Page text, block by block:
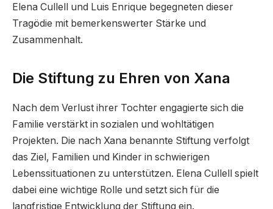
Elena Cullell und Luis Enrique begegneten dieser
Tragödie mit bemerkenswerter Stärke und
Zusammenhalt.
Die Stiftung zu Ehren von Xana
Nach dem Verlust ihrer Tochter engagierte sich die
Familie verstärkt in sozialen und wohltätigen
Projekten. Die nach Xana benannte Stiftung verfolgt
das Ziel, Familien und Kinder in schwierigen
Lebenssituationen zu unterstützen. Elena Cullell spielt
dabei eine wichtige Rolle und setzt sich für die
langfristige Entwicklung der Stiftung ein.